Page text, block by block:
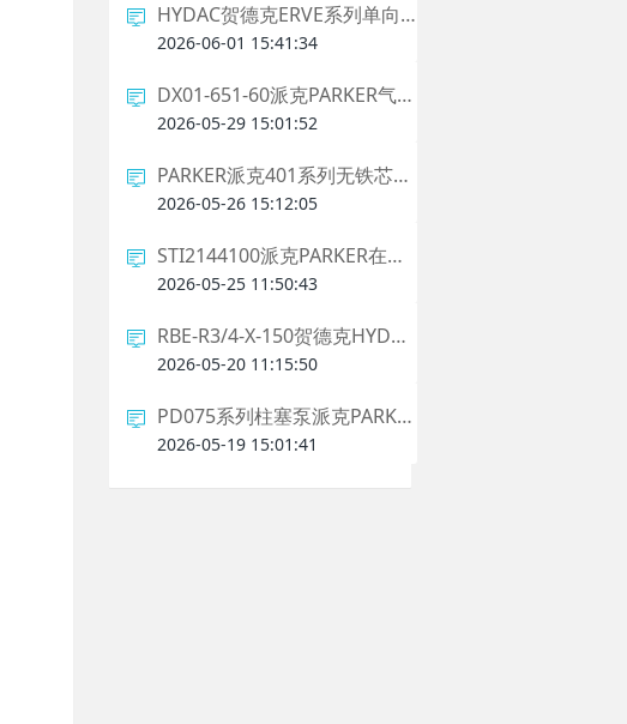
HYDAC贺德克ERVE系列单向阀相关介绍
2026-06-01 15:41:34
DX01-651-60派克PARKER气动电磁阀的应用范围？
2026-05-29 15:01:52
PARKER派克401系列无铁芯直线电机相关介绍
2026-05-26 15:12:05
STI2144100派克PARKER在线传感器相关介绍
2026-05-25 11:50:43
RBE-R3/4-X-150贺德克HYDAC防爆阀的应用行业
2026-05-20 11:15:50
PD075系列柱塞泵派克PARKER的相关介绍
2026-05-19 15:01:41